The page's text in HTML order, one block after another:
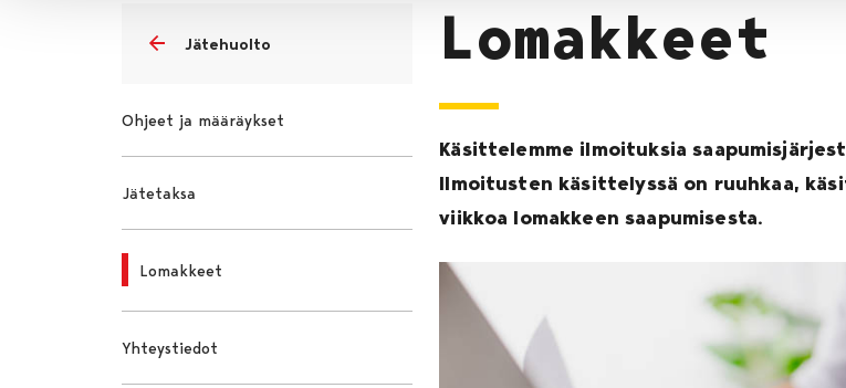
Jätehuolto
Ohjeet ja määräykset
Jätetaksa
Lomakkeet
Yhteystiedot
Lomakkeet
Käsittelemme ilmoituksia
Ilmoitusten käsittelyssä on ruuhkaa,
viikkoa lomakkeen saapumisesta.